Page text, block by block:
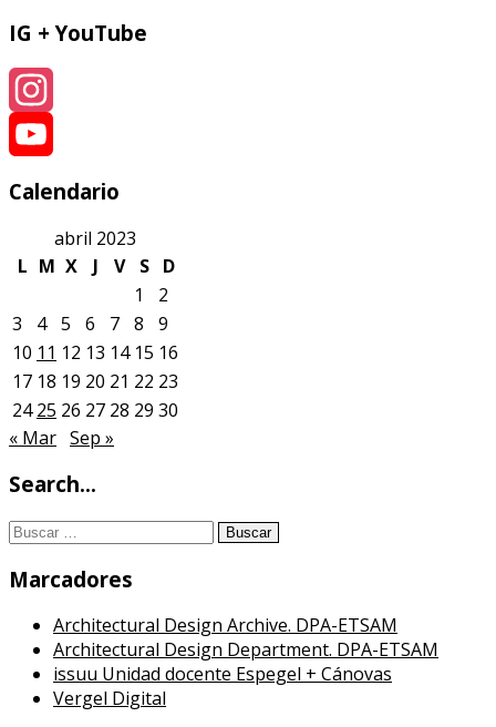
IG + YouTube
Instagram
YouTube
Calendario
abril 2023
L M X J V S
D
1
2
3
4 5 6 7 8
9
10 11 12 13 14 15 16
17 18 19 20 21 22 23
24 25 26 27 28 29 30
« Mar Sep »
Search…
Buscar:
Marcadores
Architectural Design Archive. DPA-ETSAM
Architectural Design Department. DPA-ETSAM
issuu Unidad docente Espegel + Cánovas
Vergel Digital